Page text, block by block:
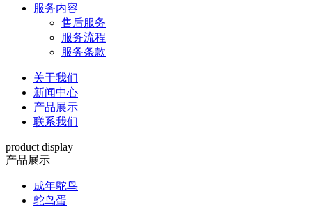
服务内容
售后服务
服务流程
服务条款
关于我们
新闻中心
产品展示
联系我们
product display
产品展示
成年鸵鸟
鸵鸟蛋